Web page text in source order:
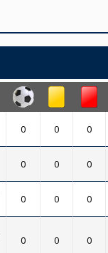
0 0 0
0 0 0
0 0 0
0 0 0